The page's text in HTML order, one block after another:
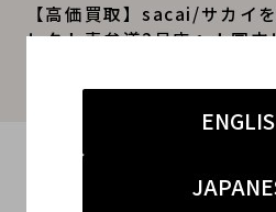
【高価買取】sacai/サカイ
レクト表参道2号店へ！国
2025.10.15
#表参道2号店 #買取